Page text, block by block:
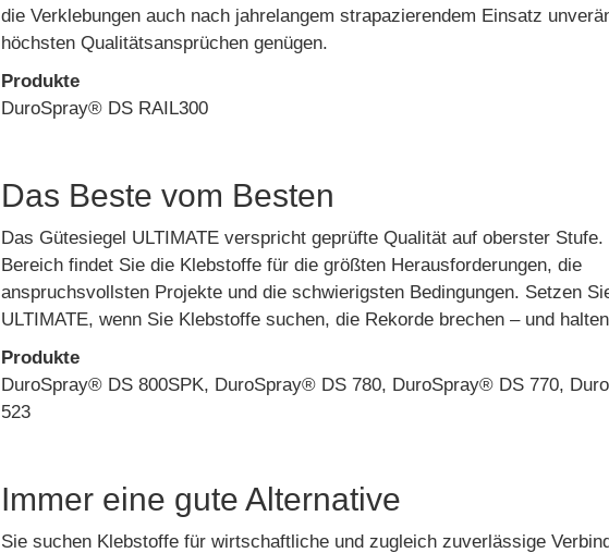
die Verklebungen auch nach jahrelangem strapazierendem Einsatz
höchsten Qualitätsansprüchen genügen.
Produkte
DuroSpray® DS RAIL300
Das Beste vom Besten
Das Gütesiegel ULTIMATE verspricht geprüfte Qualität auf oberster Stufe.
Bereich findet Sie die Klebstoffe für die größten Herausforderungen, die
anspruchsvollsten Projekte und die schwierigsten Bedingungen. Setzen
ULTIMATE, wenn Sie Klebstoffe suchen, die Rekorde brechen – und
Produkte
DuroSpray® DS 800SPK, DuroSpray® DS 780, DuroSpray® DS 770,
523
Immer eine gute Alternative
Sie suchen Klebstoffe für wirtschaftliche und zugleich zuverlässige